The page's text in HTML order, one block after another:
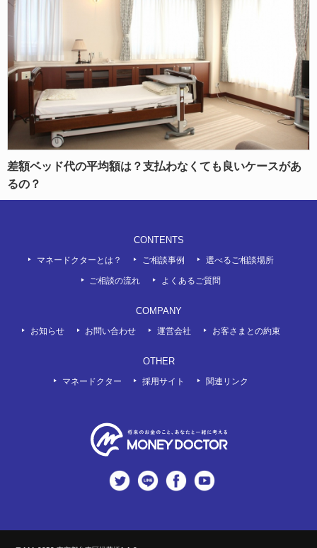
差額ベッド代の平均額は？支払わなくても良いケースがあ
るの？
CONTENTS
マネードクターとは？ ご相談事例 選べるご相談場所
ご相談の流れ よくあるご質問
COMPANY
お知らせ お問い合わせ 運営会社 お客さまとの約束
OTHER
マネードクター 採用サイト 関連リンク
twitter LINE Facebook